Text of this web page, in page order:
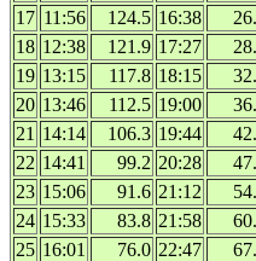
17 11:56 124.5 16:38
18 12:38 121.9 17:27
19 13:15 117.8 18:15
20 13:46 112.5 19:00
21 14:14 106.3 19:44
22 14:41 99.2 20:28
23 15:06 91.6 21:12
24 15:33 83.8 21:58
25 16:01 76.0 22:47